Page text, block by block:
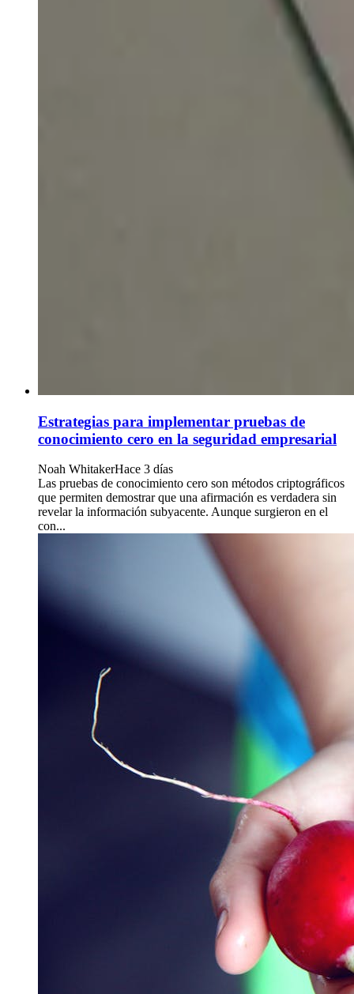
Estrategias para implementar pruebas de
conocimiento cero en la seguridad empresarial
Noah WhitakerHace 3 días
Las pruebas de conocimiento cero son métodos criptográficos
que permiten demostrar que una afirmación es verdadera sin
revelar la información subyacente. Aunque surgieron en el
con...